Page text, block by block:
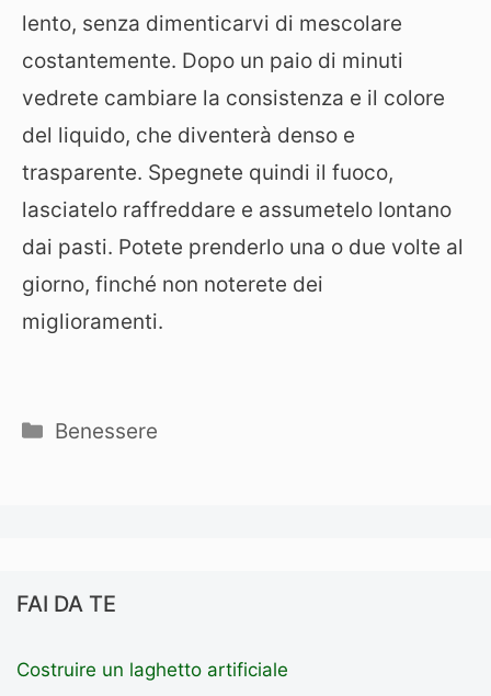
lento, senza dimenticarvi di mescolare
costantemente. Dopo un paio di minuti
vedrete cambiare la consistenza e il colore
del liquido, che diventerà denso e
trasparente. Spegnete quindi il fuoco,
lasciatelo raffreddare e assumetelo lontano
dai pasti. Potete prenderlo una o due volte al
giorno, finché non noterete dei
miglioramenti.
Categorie
Benessere
FAI DA TE
Costruire un laghetto artificiale